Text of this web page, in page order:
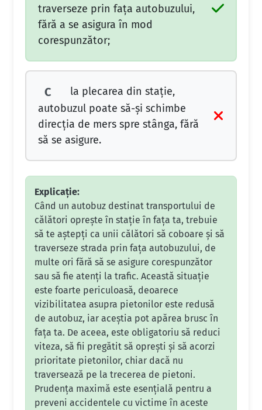
traverseze prin faţa autobuzului,
fără a se asigura în mod
corespunzător;
C
la plecarea din staţie,
autobuzul poate să-şi schimbe
direcţia de mers spre stânga, fără
să se asigure.
Explicație:
Când un autobuz destinat transportului de
călători oprește în stație în fața ta, trebuie
să te aștepți ca unii călători să coboare și să
traverseze strada prin fața autobuzului, de
multe ori fără să se asigure corespunzător
sau să fie atenți la trafic. Această situație
este foarte periculoasă, deoarece
vizibilitatea asupra pietonilor este redusă
de autobuz, iar aceștia pot apărea brusc în
fața ta. De aceea, este obligatoriu să reduci
viteza, să fii pregătit să oprești și să acorzi
prioritate pietonilor, chiar dacă nu
traversează pe la trecerea de pietoni.
Prudența maximă este esențială pentru a
preveni accidentele cu victime în aceste